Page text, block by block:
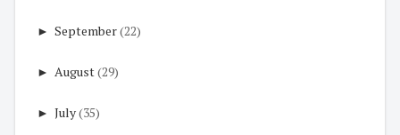
► September(22)
► August(29)
► July(35)